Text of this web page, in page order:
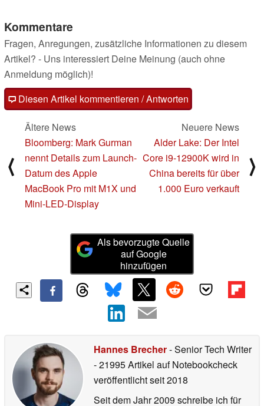
Kommentare
Fragen, Anregungen, zusätzliche Informationen zu diesem
Artikel? - Uns interessiert Deine Meinung (auch ohne
Anmeldung möglich)!
Diesen Artikel kommentieren / Antworten
⟨
Ältere News
Bloomberg: Mark Gurman
nennt Details zum Launch-
Datum des Apple
MacBook Pro mit M1X und
Mini-LED-Display
Neuere News
Alder Lake: Der Intel
Core i9-12900K wird in
China bereits für über
1.000 Euro verkauft
⟩
Als bevorzugte Quelle
auf Google
hinzufügen
Hannes Brecher- Senior Tech Writer
- 21995 Artikel auf Notebookcheck
veröffentlichtseit 2018
Seit dem Jahr 2009 schreibe ich für